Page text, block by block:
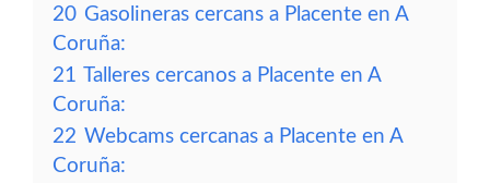
20 Gasolineras cercans a Placente en A
Coruña:
21 Talleres cercanos a Placente en A
Coruña:
22 Webcams cercanas a Placente en A
Coruña: